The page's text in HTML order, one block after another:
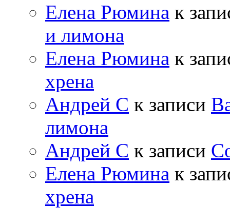
Елена Рюмина к
и лимона
Елена Рюмина к
хрена
Андрей С к записи
лимона
Андрей С к записи
Елена Рюмина к
хрена